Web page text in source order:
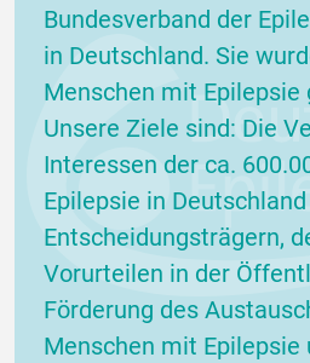
Bundesverband der
in Deutschland. Sie
Menschen mit Epilepsie
Unsere Ziele sind: Die
Interessen der ca.
Epilepsie in
Entscheidungsträgern,
Vorurteilen in der
Förderung des
Menschen mit Epilepsie